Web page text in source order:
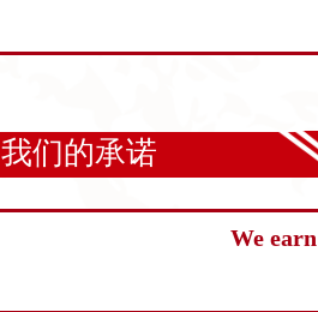
我们的承诺
We